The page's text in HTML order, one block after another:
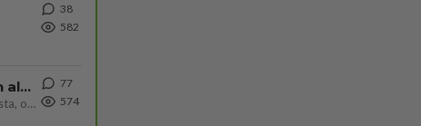
38
582
Kiteen Pallon superpesisjoukkue pelaa huumeiden vaikutuksen alaisena
Huumerikos. Yleisesti uskotaan, että se seikka, että eräs KiPan pelaaja kärähtää huumeista, on vain jäävuoren huippu. M
77
574